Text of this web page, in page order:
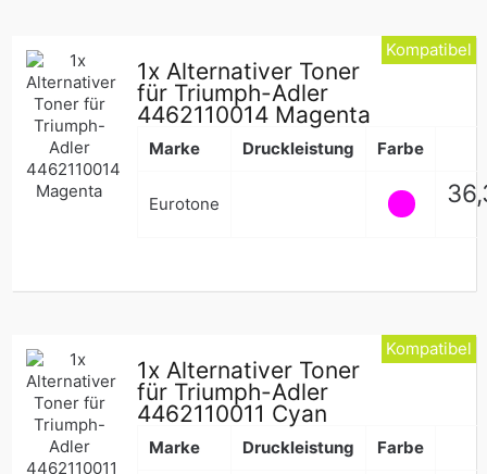
1x Alternativer Toner
für Triumph-Adler
4462110014 Magenta
Marke Druckleistung Farbe
Eurotone
Kompatibel
1x Alternativer Toner
für Triumph-Adler
4462110011 Cyan
Marke Druckleistung Farbe
Kompatibel